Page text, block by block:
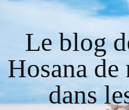
Le blog
Hosana de
dans